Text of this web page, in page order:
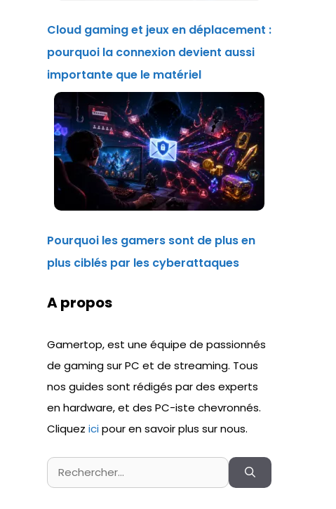
Cloud gaming et jeux en déplacement :
pourquoi la connexion devient aussi
importante que le matériel
Pourquoi les gamers sont de plus en
plus ciblés par les cyberattaques
A propos
Gamertop, est une équipe de passionnés
de gaming sur PC et de streaming. Tous
nos guides sont rédigés par des experts
en hardware, et des PC-iste chevronnés.
Cliquez icipour en savoir plus sur nous.
Rechercher :